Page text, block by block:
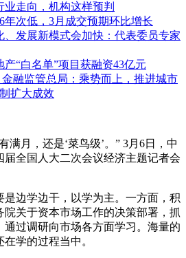
业走向，机构这样预判
年次低，3月成交预期环比增长
、发展新模式会加快：代表委员专家
产“白名单”项目获融资43亿元
融监管总局：乘势而上，推进城市
扩大成效
月，还是‘菜鸟级’。” 3月6日，中
届全国人大二次会议经济主题记者会
边学边干，以学为主。一方面，积
关于资本市场工作的决策部署，抓
通过调研向市场各方面学习。海量的
学的过程当中。